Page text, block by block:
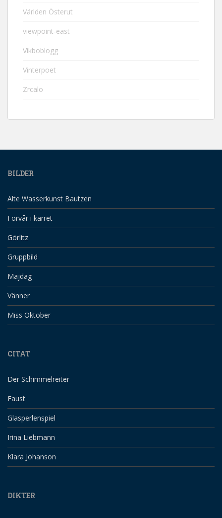
Världen Österut
viewpoint-east
Vikboblogg
Vinterpoet
Zrcalo
BILDER
Alte Wasserkunst Bautzen
Förvår i kärret
Görlitz
Gruppbild
Majdag
Vänner
Miss Oktober
CITAT
Der Schimmelreiter
Faust
Glasperlenspiel
Irina Liebmann
Klara Johanson
DIKTER